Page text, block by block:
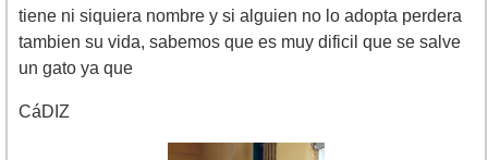
tiene ni siquiera nombre y si alguien no lo adopta perdera
tambien su vida, sabemos que es muy dificil que se salve
un gato ya que
CáDIZ